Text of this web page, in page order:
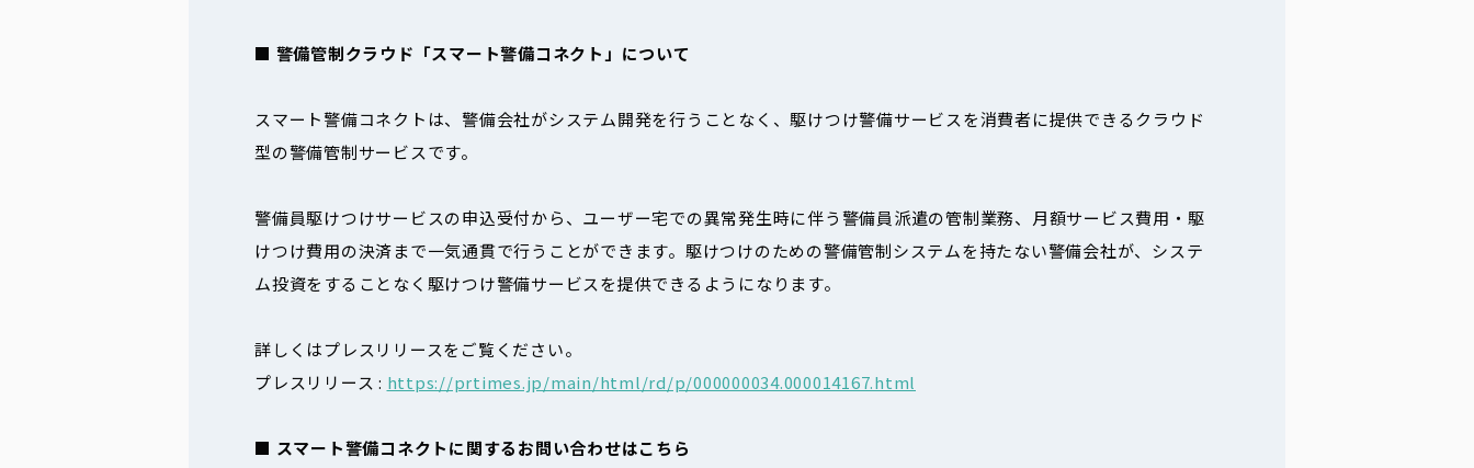
■ 警備管制クラウド「スマート警備コネクト」について
スマート警備コネクトは、警備会社がシステム開発を行うことなく、駆けつけ警備サービスを消費者に提供できるクラウド
型の警備管制サービスです。
警備員駆けつけサービスの申込受付から、ユーザー宅での異常発生時に伴う警備員派遣の管制業務、月額サービス費用・駆
けつけ費用の決済まで一気通貫で行うことができます。駆けつけのための警備管制システムを持たない警備会社が、システ
ム投資をすることなく駆けつけ警備サービスを提供できるようになります。
詳しくはプレスリリースをご覧ください。
プレスリリース : https://prtimes.jp/main/html/rd/p/000000034.000014167.html
■ スマート警備コネクトに関するお問い合わせはこちら